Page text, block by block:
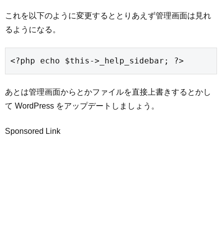
これを以下のように変更するととりあえず管理画面は見れ
るようになる。
<?php echo $this->_help_sidebar; ?>
あとは管理画面からとかファイルを直接上書きするとかし
て WordPress をアップデートしましょう。
Sponsored Link